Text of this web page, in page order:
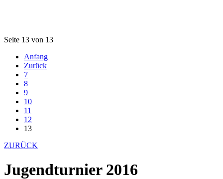
Seite 13 von 13
Anfang
Zurück
7
8
9
10
11
12
13
ZURÜCK
Jugendturnier 2016